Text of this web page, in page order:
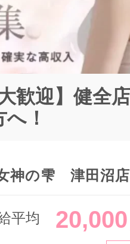
大歓迎】健全
！
神の雫 津田沼店
平均